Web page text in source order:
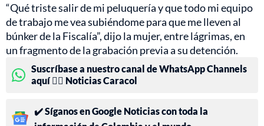
“Qué triste salir de mi peluquería y que todo mi equipo
de trabajo me vea subiéndome para que me lleven al
búnker de la Fiscalía”, dijo la mujer, entre lágrimas, en
un fragmento de la grabación previa a su detención.
Suscríbase a nuestro canal de WhatsApp Channels
aquí 👉🏻 Noticias Caracol
✔️ Síganos en Google Noticias con toda la